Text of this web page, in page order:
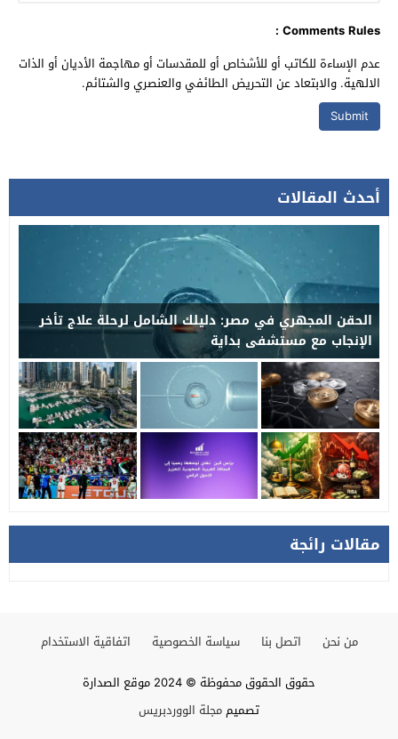
Comments Rules :
عدم الإساءة للكاتب أو للأشخاص أو للمقدسات أو مهاجمة الأديان أو الذات
الالهية. والابتعاد عن التحريض الطائفي والعنصري والشتائم.
أحدث المقالات
الحقن المجهري في مصر: دليلك الشامل لرحلة علاج تأخر
الإنجاب مع مستشفى بداية
مقالات رائجة
من نحن اتصل بنا سياسة الخصوصية
اتفاقية الاستخدام
حقوق الحقوق محفوظة © 2024 موقع الصدارة
تصميممجلة الووردبريس